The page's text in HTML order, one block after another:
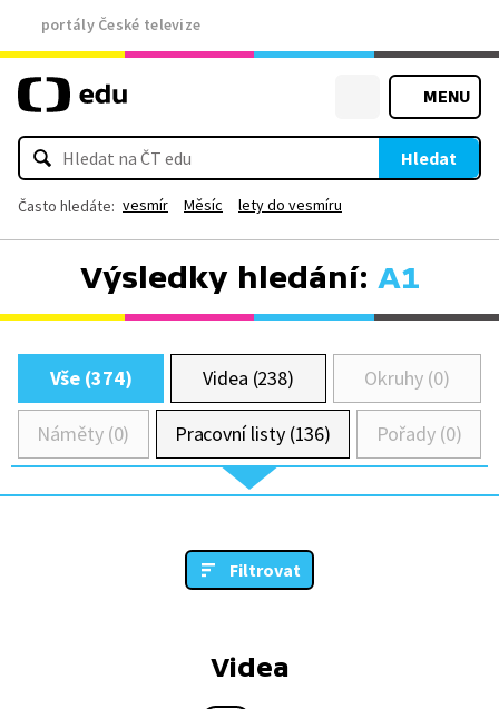
portály České televize
MENU
Hledat
Často hledáte: vesmír Měsíc lety do vesmíru
Výsledky hledání: A1
Vše (374) Videa (238) Okruhy (0)
Náměty (0) Pracovní listy (136) Pořady (0)
Filtrovat
Videa